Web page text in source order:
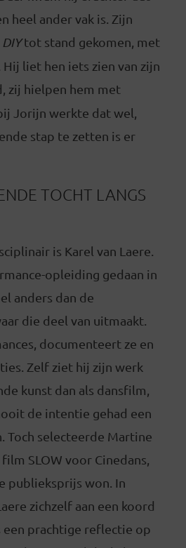
heel ander vak is. Zijn
DIYtot stand gekomen, met
liet hen iets zien van zijn
zij hielpen hem met
Jorijn werkte dat wel,
stap te zetten is er
TOCHT LANGS
is Karel van Laere.
opleiding gedaan in
anders dan de
die deel van uitmaakt.
documenteert ze en
Zelf ziet hij zijn werk
kunst dan als dansfilm,
de intentie gehad een
Toch selecteerde Martine
SLOW voor Cinedans,
publieksprijs won. In
zichzelf aan een koord
een prachtige reflectie op